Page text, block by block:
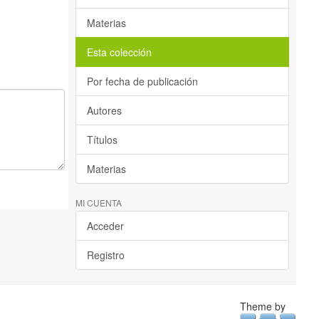
Materias
Esta colección
Por fecha de publicación
Autores
Títulos
Materias
MI CUENTA
Acceder
Registro
Theme by